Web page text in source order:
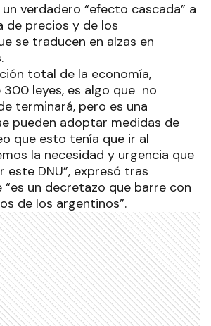
verdadero “efecto cascada” a
de precios y de los
se traducen en alzas en
total de la economía,
leyes, es algo que no
terminará, pero es una
pueden adoptar medidas de
que esto tenía que ir al
la necesidad y urgencia que
este DNU”, expresó tras
un decretazo que barre con
de los argentinos”.